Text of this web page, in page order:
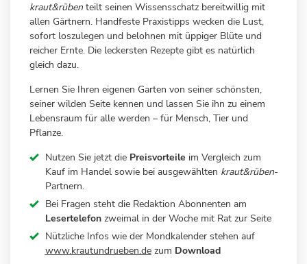
kraut&rübenteilt seinen Wissensschatz bereitwillig mit
allen Gärtnern. Handfeste Praxistipps wecken die Lust,
sofort loszulegen und belohnen mit üppiger Blüte und
reicher Ernte. Die leckersten Rezepte gibt es natürlich
gleich dazu.
Lernen Sie Ihren eigenen Garten von seiner schönsten,
seiner wilden Seite kennen und lassen Sie ihn zu einem
Lebensraum für alle werden – für Mensch, Tier und
Pflanze.
Nutzen Sie jetzt die Preisvorteile im Vergleich zum
Kauf im Handel sowie bei ausgewählten kraut&rüben-
Partnern.
Bei Fragen steht die Redaktion Abonnenten am
Lesertelefonzweimal in der Woche mit Rat zur Seite
Nützliche Infos wie der Mondkalender stehen auf
www.krautundrueben.dezum Download